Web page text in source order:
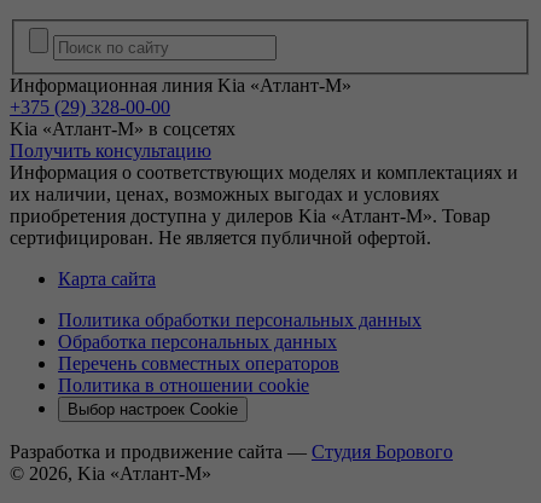
Информационная линия Kia «Атлант-М»
+375 (29) 328-00-00
Kia «Атлант-М» в соцсетях
Получить консультацию
Информация о соответствующих моделях и комплектациях и
их наличии, ценах, возможных выгодах и условиях
приобретения доступна у дилеров Kia «Атлант-М». Товар
сертифицирован. Не является публичной офертой.
Карта сайта
Политика обработки персональных данных
Обработка персональных данных
Перечень совместных операторов
Политика в отношении cookie
Выбор настроек Cookie
Разработка и продвижение сайта — Студия Борового
© 2026, Kia «Атлант-М»